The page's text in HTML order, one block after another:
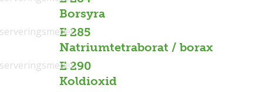
Borsyra
E 285
Natriumtetraborat / borax
E 290
Koldioxid